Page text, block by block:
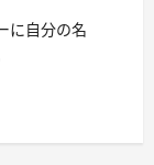
に自分の名